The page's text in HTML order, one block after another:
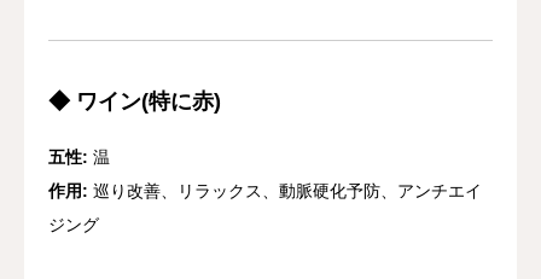
◆ ワイン(特に赤)
五性: 温
作用: 巡り改善、リラックス、動脈硬化予防、アンチエイ
ジング